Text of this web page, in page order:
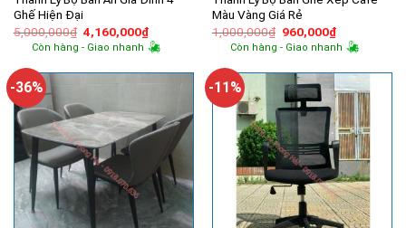
Ghế Hiện Đại
5,000,000₫ Giá
gốc
là:
4,160,000₫Giá
hiện
tại
4,160,000₫.
Còn hàng - Giao nhanh
Màu Vàng Giá Rẻ
1,000,000₫ Giá
gốc
là:
960,000₫Giá
hiện
tại
960,000₫.
Còn hàng - Giao nhanh
-36% -11%